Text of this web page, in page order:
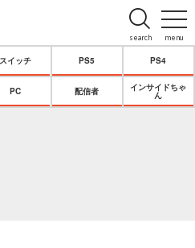
menu
search
スイッチ PS5 PS4
PC 配信者
インサイドちゃ
ん